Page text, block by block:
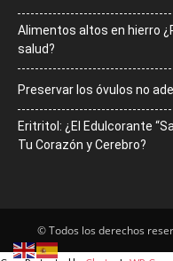
Alimentos altos en hierro
salud?
Preservar los óvulos no
Eritritol: ¿El Edulcorante
Tu Corazón y Cerebro?
© Todos los derechos